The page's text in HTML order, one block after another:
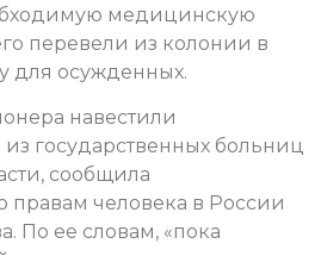
медицинскую
перевели из колонии в
для осужденных.
навестили
государственных больниц
сообщила
человека в России
По ее словам, «пока